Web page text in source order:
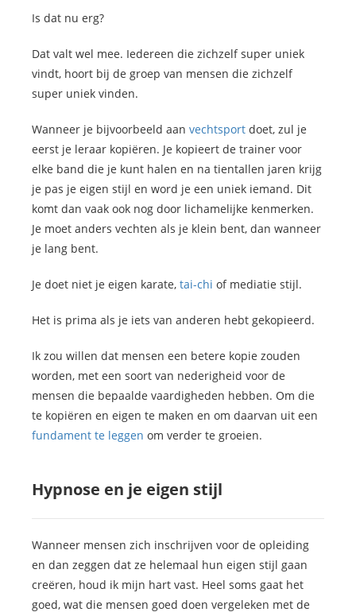
Is dat nu erg?
Dat valt wel mee. Iedereen die zichzelf super uniek
vindt, hoort bij de groep van mensen die zichzelf
super uniek vinden.
Wanneer je bijvoorbeeld aan vechtsport doet, zul je
eerst je leraar kopiëren. Je kopieert de trainer voor
elke band die je kunt halen en na tientallen jaren krijg
je pas je eigen stijl en word je een uniek iemand. Dit
komt dan vaak ook nog door lichamelijke kenmerken.
Je moet anders vechten als je klein bent, dan wanneer
je lang bent.
Je doet niet je eigen karate, tai-chi of mediatie stijl.
Het is prima als je iets van anderen hebt gekopieerd.
Ik zou willen dat mensen een betere kopie zouden
worden, met een soort van nederigheid voor de
mensen die bepaalde vaardigheden hebben. Om die
te kopiëren en eigen te maken en om daarvan uit een
fundament te leggen om verder te groeien.
Hypnose en je eigen stijl
Wanneer mensen zich inschrijven voor de opleiding
en dan zeggen dat ze helemaal hun eigen stijl gaan
creëren, houd ik mijn hart vast. Heel soms gaat het
goed, wat die mensen goed doen vergeleken met de